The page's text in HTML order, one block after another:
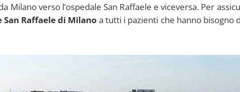
Milano verso l’ospedale San Raffaele e viceversa. Per
Raffaele di Milano a tutti i pazienti che hanno bisogno